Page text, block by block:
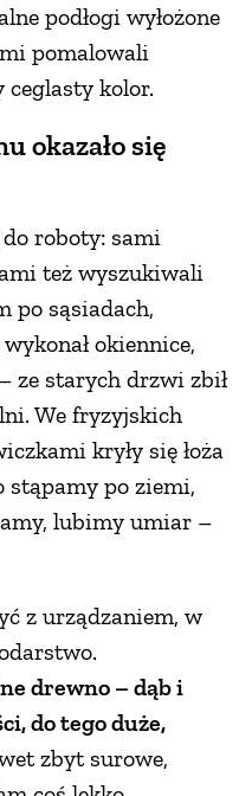
podłogi wyłożone
pomalowali
kolor.
okazało się
roboty: sami
też wyszukiwali
po sąsiadach,
okiennice,
ze starych drzwi zbił
We fryzyjskich
kryły się łoża
stąpamy po ziemi,
lubimy umiar –
z urządzaniem, w
drewno – dąb i
do tego duże,
zbyt surowe,